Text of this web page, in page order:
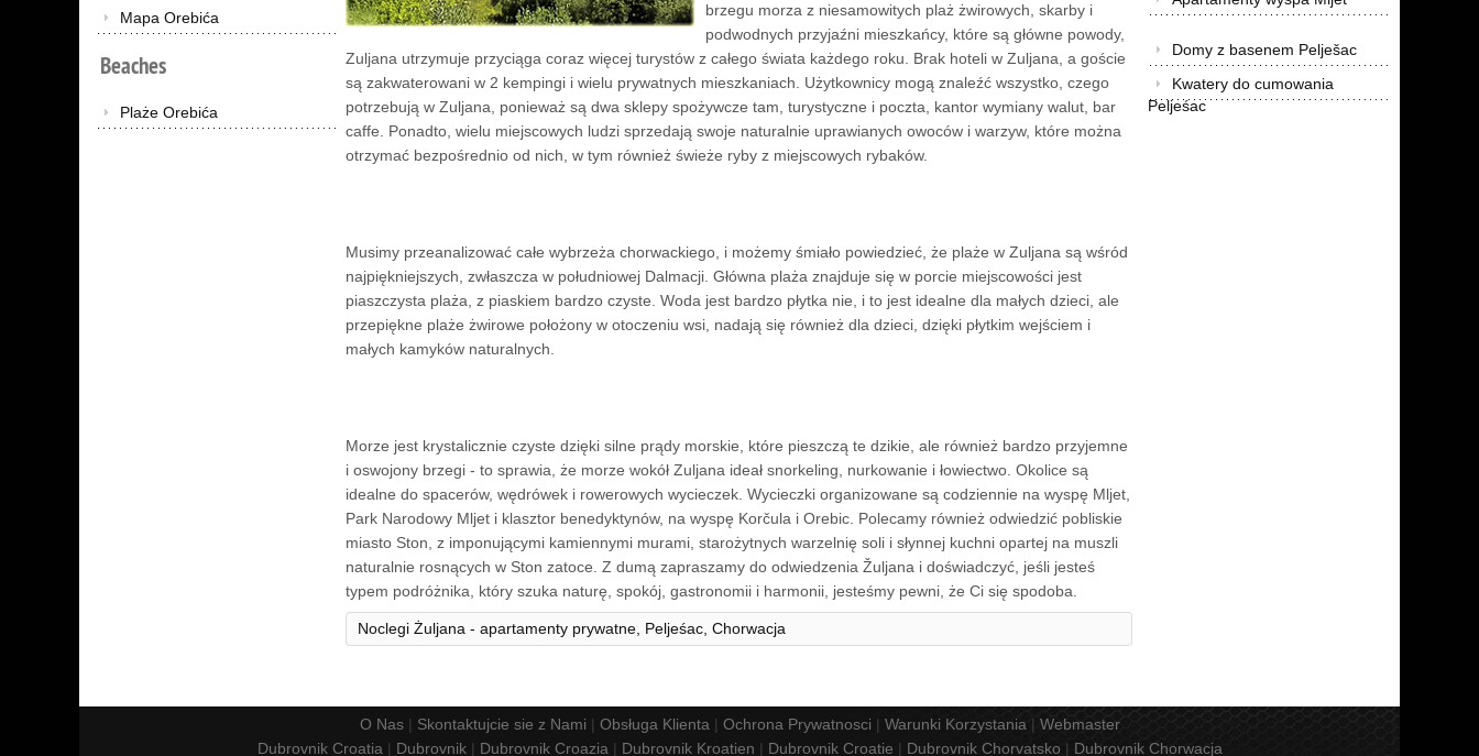
Mapa Orebića
Beaches
Plaże Orebića
brzegu morza z niesamowitych plaż żwirowych, skarby i
podwodnych przyjaźni mieszkańcy, które są główne powody,
Zuljana utrzymuje przyciąga coraz więcej turystów z całego świata każdego roku. Brak hoteli w Zuljana, a goście
są zakwaterowani w 2 kempingi i wielu prywatnych mieszkaniach. Użytkownicy mogą znaleźć wszystko, czego
potrzebują w Zuljana, ponieważ są dwa sklepy spożywcze tam, turystyczne i poczta, kantor wymiany walut, bar
caffe. Ponadto, wielu miejscowych ludzi sprzedają swoje naturalnie uprawianych owoców i warzyw, które można
otrzymać bezpośrednio od nich, w tym również świeże ryby z miejscowych rybaków.
Musimy przeanalizować całe wybrzeża chorwackiego, i możemy śmiało powiedzieć, że plaże w Zuljana są wśród
najpiękniejszych, zwłaszcza w południowej Dalmacji. Główna plaża znajduje się w porcie miejscowości jest
piaszczysta plaża, z piaskiem bardzo czyste. Woda jest bardzo płytka nie, i to jest idealne dla małych dzieci, ale
przepiękne plaże żwirowe położony w otoczeniu wsi, nadają się również dla dzieci, dzięki płytkim wejściem i
małych kamyków naturalnych.
Morze jest krystalicznie czyste dzięki silne prądy morskie, które pieszczą te dzikie, ale również bardzo przyjemne
i oswojony brzegi - to sprawia, że ​​morze wokół Zuljana ideał snorkeling, nurkowanie i łowiectwo. Okolice są
idealne do spacerów, wędrówek i rowerowych wycieczek. Wycieczki organizowane są codziennie na wyspę Mljet,
Park Narodowy Mljet i klasztor benedyktynów, na wyspę Korčula i Orebic. Polecamy również odwiedzić pobliskie
miasto Ston, z imponującymi kamiennymi murami, starożytnych warzelnię soli i słynnej kuchni opartej na muszli
naturalnie rosnących w Ston zatoce. Z dumą zapraszamy do odwiedzenia Žuljana i doświadczyć, jeśli jesteś
typem podróżnika, który szuka naturę, spokój, gastronomii i harmonii, jesteśmy pewni, że Ci się spodoba.
Noclegi Żuljana - apartamenty prywatne, Peljeśac, Chorwacja
Domy z basenem Pelješac
Kwatery do cumowania
Peljeśac
O Nas| Skontaktujcie sie z Nami | Obsługa Klienta | Ochrona Prywatnosci | Warunki Korzystania | Webmaster
Dubrovnik Croatia | Dubrovnik| Dubrovnik Croazia | Dubrovnik Kroatien | Dubrovnik Croatie | Dubrovnik Chorvatsko | Dubrovnik Chorwacja